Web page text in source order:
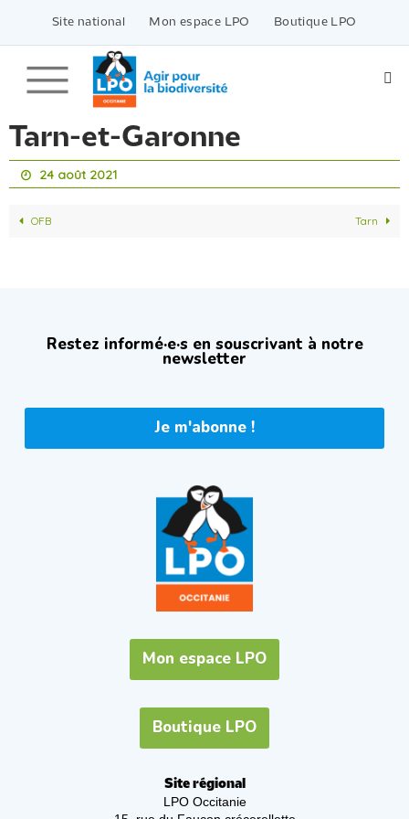
contenu
Site national Mon espace LPO Boutique LPO
Tarn-et-Garonne
24 août 2021
OFB Tarn
Restez informé·e·s en souscrivant à notre
newsletter
Je m'abonne !
Mon espace LPO
Boutique LPO
Site régional
LPO Occitanie